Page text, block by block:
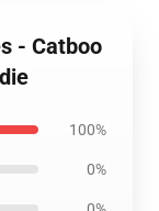
- Catboo
100%
0%